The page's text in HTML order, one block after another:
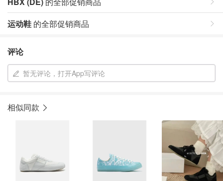
运动鞋 的全部促销商品
评论
暂无评论，打开App写评论
相似同款